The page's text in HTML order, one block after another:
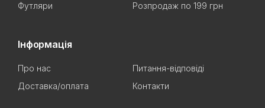
Футляри
Розпродаж по 199 грн
Інформація
Про нас
Питання-відповіді
Доставка/оплата
Контакти